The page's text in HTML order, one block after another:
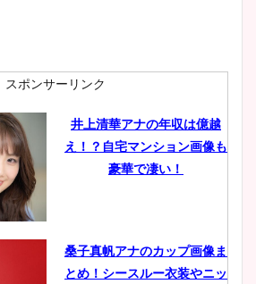
肉も凄い！
鈴木唯の太ってた時の体重が
ヤバすぎww原因や痩せたダ
スポンサーリンク
井上清華アナの年収は億越
え！？自宅マンション画像も
豪華で凄い！
桑子真帆アナのカップ画像ま
とめ！シースルー衣装やニッ